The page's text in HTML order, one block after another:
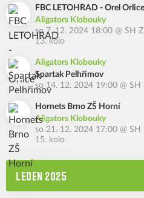
FBC LETOHRAD - Orel Orlice
Aligators Klobouky
so 7. 12. 2024 18:00 @ SH
13. kolo
Aligators Klobouky
Spartak Pelhřimov
so 14. 12. 2024 19:00 @ SH
Hornets Brno ZŠ Horní
Aligators Klobouky
so 21. 12. 2024 17:00 @ SH
15. kolo
LEDEN 2025